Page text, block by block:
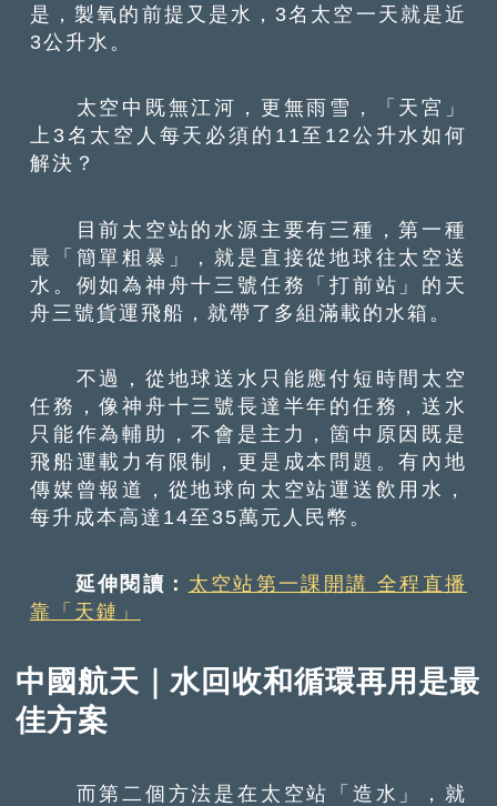
是，製氧的前提又是水，3名太空一天就是近
3公升水。
太空中既無江河，更無雨雪，「天宮」
上3名太空人每天必須的11至12公升水如何
解決？
目前太空站的水源主要有三種，第一種
最「簡單粗暴」，就是直接從地球往太空送
水。例如為神舟十三號任務「打前站」的天
舟三號貨運飛船，就帶了多組滿載的水箱。
不過，從地球送水只能應付短時間太空
任務，像神舟十三號長達半年的任務，送水
只能作為輔助，不會是主力，箇中原因既是
飛船運載力有限制，更是成本問題。有內地
傳媒曾報道，從地球向太空站運送飲用水，
每升成本高達14至35萬元人民幣。
延伸閱讀： 太空站第一課開講 全程直播
靠「天鏈」
中國航天｜水回收和循環再用是最
佳方案
而第二個方法是在太空站「造水」，就